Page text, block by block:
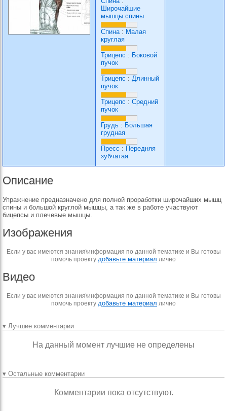
Широчайшие
мышцы спины
Спина: Малая
круглая
Трицепс : Боковой
пучок
Трицепс : Длинный
пучок
Трицепс : Средний
пучок
Грудь : Большая
грудная
Пресс : Передняя
зубчатая
Описание
Упражнение предназначено для полной проработки широчайших мышц
спины и большой круглой мышцы, а так же в работе участвуют
бицепсы и плечевые мышцы.
Изображения
Если у вас имеются знания\информация по данной тематике и Вы готовы
помочь проекту добавьте материал лично
Видео
Если у вас имеются знания\информация по данной тематике и Вы готовы
помочь проекту добавьте материал лично
▾ Лучшие комментарии
На данный момент лучшие не определены
▾ Остальные комментарии
Комментарии пока отсутствуют.